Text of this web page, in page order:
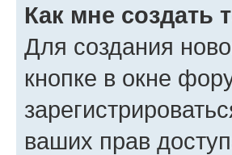
Как мне создать
Для создания
кнопке в окне
ваших прав